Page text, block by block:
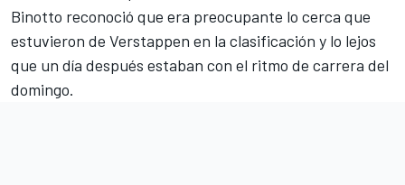
Binotto reconoció que era preocupante lo cerca que
estuvieron de Verstappen en la clasificación y lo lejos
que un día después estaban con el ritmo de carrera del
domingo.